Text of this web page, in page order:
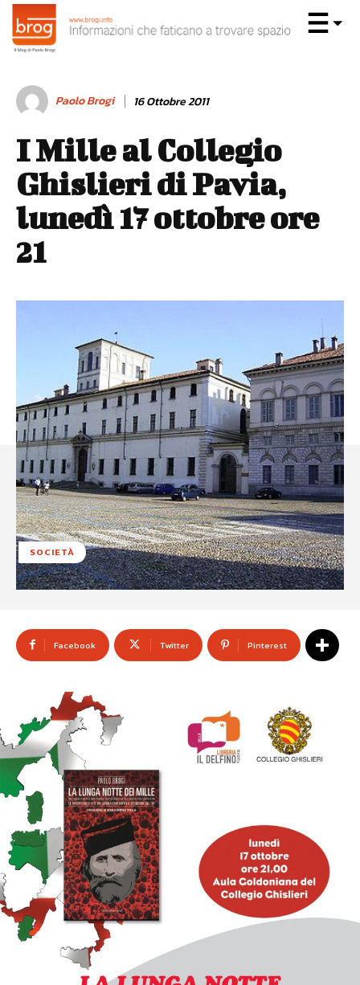
Paolo Brogi 16 Ottobre 2011
I Mille al Collegio
Ghislieri di Pavia,
lunedì 17 ottobre ore
21
SOCIETÀ
Facebook Twitter Pinterest